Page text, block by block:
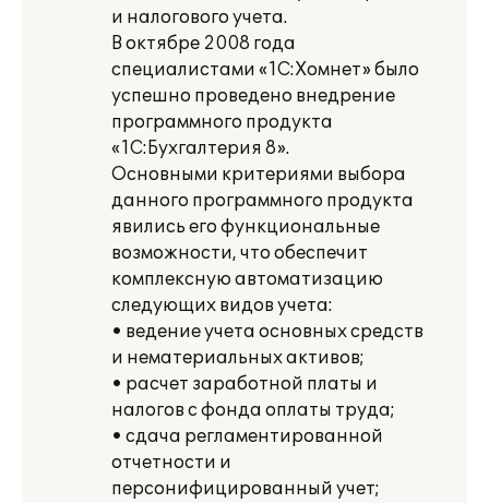
и налогового учета.
В октябре 2008 года
специалистами «1С:Хомнет» было
успешно проведено внедрение
программного продукта
«1С:Бухгалтерия 8».
Основными критериями выбора
данного программного продукта
явились его функциональные
возможности, что обеспечит
комплексную автоматизацию
следующих видов учета:
• ведение учета основных средств
и нематериальных активов;
• расчет заработной платы и
налогов с фонда оплаты труда;
• сдача регламентированной
отчетности и
персонифицированный учет;